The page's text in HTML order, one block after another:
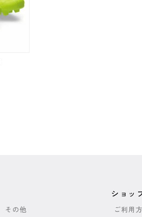
その他
ショッ
ご利用